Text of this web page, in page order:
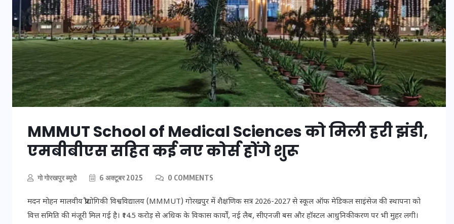
MMMUT School of Medical Sciences को मिली हरी झंडी,
एमबीबीएस सहित कई नए कोर्स होंगे शुरू
गो गोरखपुर ब्यूरो 6 अक्टूबर 2025 0 COMMENTS
मदन मोहन मालवीय प्रौद्योगिकी विश्वविद्यालय (MMMUT) गोरखपुर में शैक्षणिक सत्र 2026-2027 से स्कूल ऑफ मेडिकल साइंसेज की स्थापना को
वित्त समिति की मंजूरी मिल गई है। ₹14.5 करोड़ से अधिक के विकास कार्यों, नई लैब, सीएनजी बस और हॉस्टल आधुनिकीकरण पर भी मुहर लगी।
20 जनवरी 2026 20 जनवरी 2026